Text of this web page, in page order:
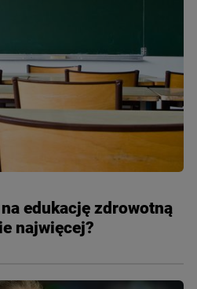
edukację zdrowotną
najwięcej?